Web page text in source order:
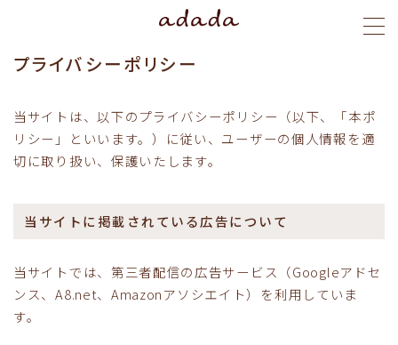
MENU
menu
blog
stylist
ご予約
プライバシーポリシー
当サイトは、以下のプライバシーポリシー（以下、「本ポ
リシー」といいます。）に従い、ユーザーの個人情報を適
切に取り扱い、保護いたします。
当サイトに掲載されている広告について
当サイトでは、第三者配信の広告サービス（Googleアドセ
ンス、A8.net、Amazonアソシエイト）を利用していま
す。